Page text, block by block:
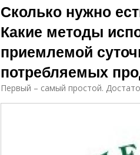
Сколько нужно
Какие методы
приемлемой
потребляемых
Первый – самый простой.